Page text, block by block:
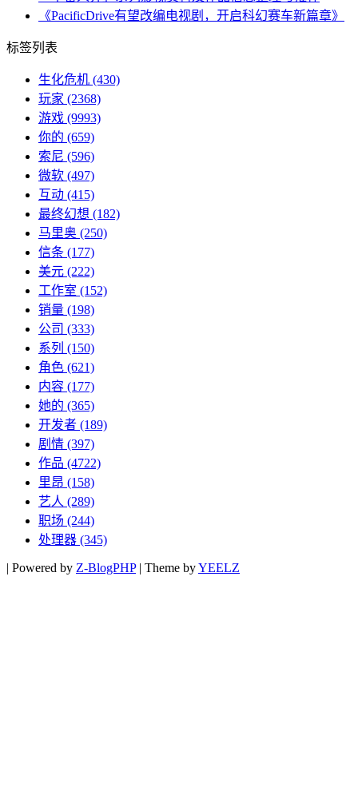
《PacificDrive有望改编电视剧，开启科幻赛车新篇章》
标签列表
生化危机 (430)
玩家 (2368)
游戏 (9993)
你的 (659)
索尼 (596)
微软 (497)
互动 (415)
最终幻想 (182)
马里奥 (250)
信条 (177)
美元 (222)
工作室 (152)
销量 (198)
公司 (333)
系列 (150)
角色 (621)
内容 (177)
她的 (365)
开发者 (189)
剧情 (397)
作品 (4722)
里昂 (158)
艺人 (289)
职场 (244)
处理器 (345)
| Powered by Z-BlogPHP | Theme byYEELZ